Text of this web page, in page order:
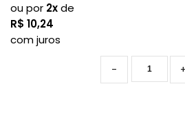
ou por 2xde
R$ 10,24
com juros
-